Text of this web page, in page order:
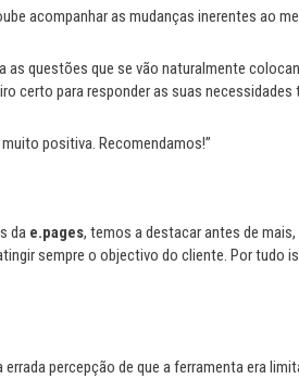
acompanhar as mudanças inerentes ao
as questões que se vão naturalmente
certo para responder as suas
positiva. Recomendamos!”
da e.pages, temos a destacar antes de
sempre o objectivo do cliente. Por tudo
percepção de que a ferramenta era